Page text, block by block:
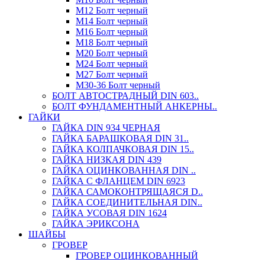
М12 Болт черный
М14 Болт черный
М16 Болт черный
М18 Болт черный
М20 Болт черный
М24 Болт черный
М27 Болт черный
М30-36 Болт черный
БОЛТ АВТОСТРАДНЫЙ DIN 603..
БОЛТ ФУНДАМЕНТНЫЙ АНКЕРНЫ..
ГАЙКИ
ГАЙКА DIN 934 ЧЕРНАЯ
ГАЙКА БАРАШКОВАЯ DIN 31..
ГАЙКА КОЛПАЧКОВАЯ DIN 15..
ГАЙКА НИЗКАЯ DIN 439
ГАЙКА ОЦИНКОВАННАЯ DIN ..
ГАЙКА С ФЛАНЦЕМ DIN 6923
ГАЙКА САМОКОНТРЯЩАЯСЯ D..
ГАЙКА СОЕДИНИТЕЛЬНАЯ DIN..
ГАЙКА УСОВАЯ DIN 1624
ГАЙКА ЭРИКСОНА
ШАЙБЫ
ГРОВЕР
ГРОВЕР ОЦИНКОВАННЫЙ